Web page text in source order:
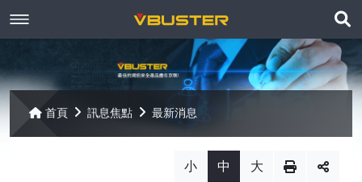
開
聯絡我們
最新消息
產品資訊
首頁 訊息焦點 最新消息
小 中 大